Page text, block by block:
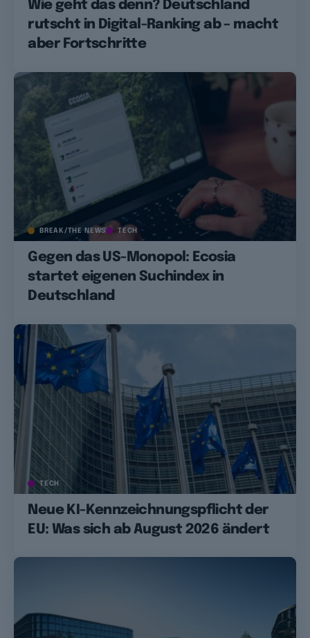
Wie geht das denn? Deutschland
rutscht in Digital-Ranking ab – macht
aber Fortschritte
BREAK/THE NEWS TECH
Gegen das US-Monopol: Ecosia
startet eigenen Suchindex in
Deutschland
TECH
Neue KI-Kennzeichnungspflicht der
EU: Was sich ab August 2026 ändert